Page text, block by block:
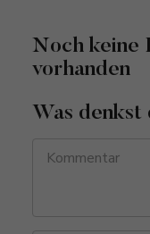
Noch keine
vorhanden
Was denkst